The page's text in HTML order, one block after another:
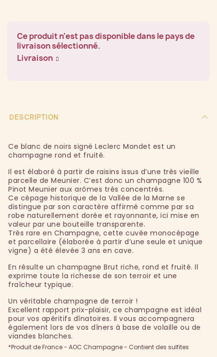
Ce produit n'est pas disponible dans le pays de
livraison sélectionné.
Livraison
DESCRIPTION
Ce blanc de noirs signé Leclerc Mondet est un
champagne rond et fruité.
Il est élaboré à partir de raisins issus d’une très vieille
parcelle de Meunier. C’est donc un champagne 100 %
Pinot Meunier aux arômes très concentrés.
Ce cépage historique de la Vallée de la Marne se
distingue par son caractère affirmé comme par sa
robe naturellement dorée et rayonnante, ici mise en
valeur par une bouteille transparente.
Très rare en Champagne, cette cuvée monocépage
et parcellaire (élaborée à partir d’une seule et unique
vigne) a été élevée 3 ans en cave.
En résulte un champagne Brut riche, rond et fruité. Il
exprime toute la richesse de son terroir et une
fraîcheur typique.
Un véritable champagne de terroir !
Excellent rapport prix-plaisir, ce champagne est idéal
pour vos apéritifs dînatoires. Il vous accompagnera
également lors de vos dîners à base de volaille ou de
viandes blanches.
*Produit de France - AOC Champagne - Contient des sulfites